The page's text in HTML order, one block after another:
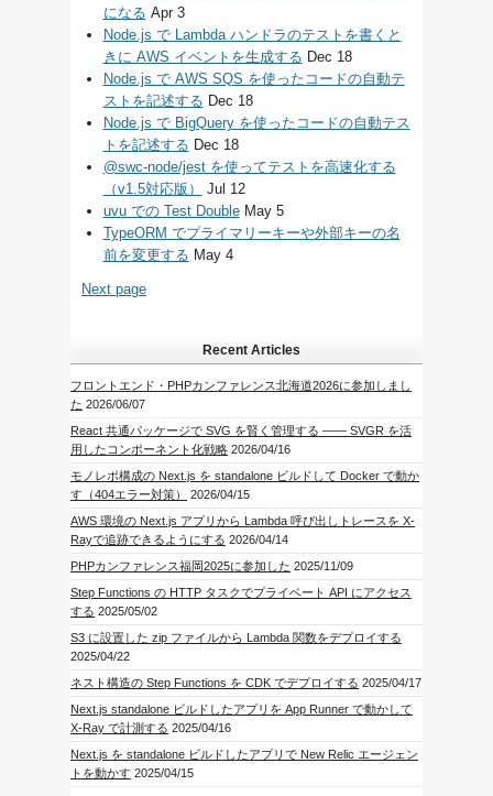
になる Apr 3
Node.js で Lambda ハンドラのテストを書くと
きに AWS イベントを生成する Dec 18
Node.js で AWS SQS を使ったコードの自動テ
ストを記述する Dec 18
Node.js で BigQuery を使ったコードの自動テス
トを記述する Dec 18
@swc-node/jest を使ってテストを高速化する
（v1.5対応版）
Jul 12
uvu での Test Double May 5
TypeORM でプライマリーキーや外部キーの名
前を変更する May 4
Next page
Recent Articles
フロントエンド・PHPカンファレンス北海道2026に参加しまし
た 2026/06/07
React 共通パッケージで SVG を賢く管理する —— SVGR を活
用したコンポーネント化戦略 2026/04/16
モノレポ構成の Next.js を standalone ビルドして Docker で動か
す（404エラー対策）
2026/04/15
AWS 環境の Next.js アプリから Lambda 呼び出しトレースを X-
Rayで追跡できるようにする 2026/04/14
PHPカンファレンス福岡2025に参加した 2025/11/09
Step Functions の HTTP タスクでプライベート API にアクセス
する 2025/05/02
S3 に設置した zip ファイルから Lambda 関数をデプロイする
2025/04/22
ネスト構造の Step Functions を CDK でデプロイする 2025/04/17
Next.js standalone ビルドしたアプリを App Runner で動かして
X-Ray で計測する 2025/04/16
Next.js を standalone ビルドしたアプリで New Relic エージェン
トを動かす 2025/04/15